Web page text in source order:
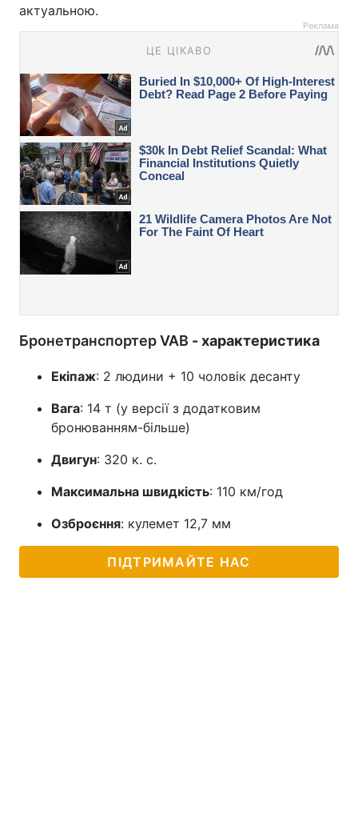
актуальною.
Реклама
Бронетранспортер VAB - характеристика
Екіпаж: 2 людини + 10 чоловік десанту
Вага: 14 т (у версії з додатковим
бронюванням-більше)
Двигун: 320 к. с.
Максимальна швидкість: 110 км/год
Озброєння: кулемет 12,7 мм
ПІДТРИМАЙТЕ НАС